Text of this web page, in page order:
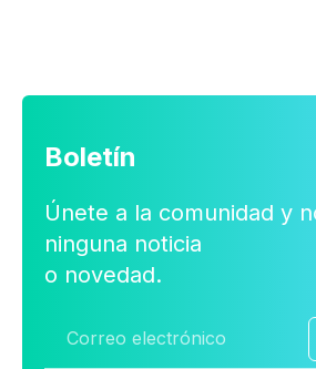
Boletín
Únete a la comunidad y
ninguna noticia
o novedad.